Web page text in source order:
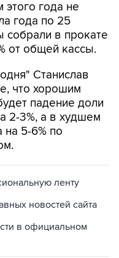
этого года не
года по 25
собрали в прокате
от общей кассы.
Станислав
что хорошим
падение доли
2-3%, а в худшем
на 5-6% по
ленту
новостей сайта
в официальном